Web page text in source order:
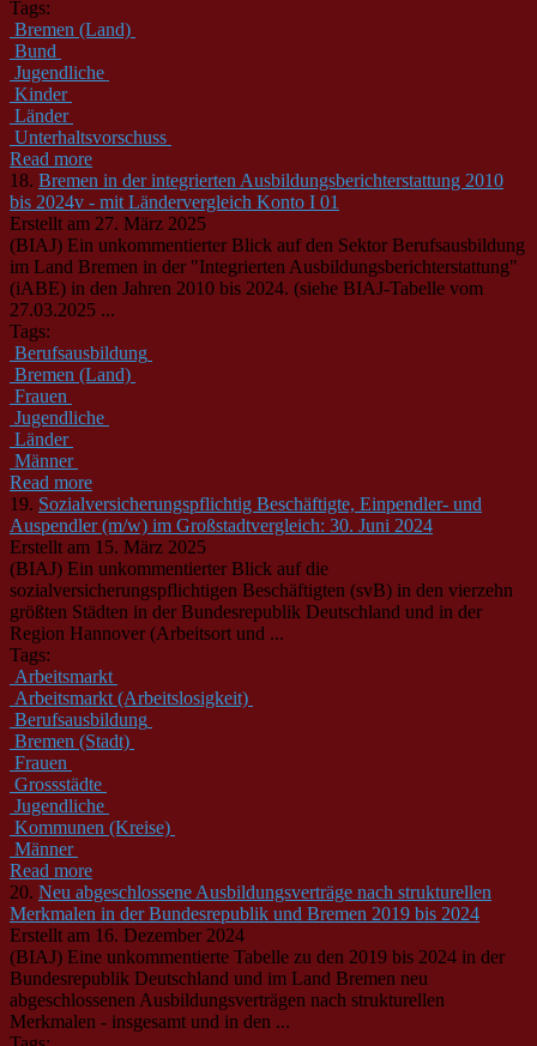
Tags:
Bremen (Land)
Bund
Jugendliche
Kinder
Länder
Unterhaltsvorschuss
Read more
18. Bremen in der integrierten Ausbildungsberichterstattung 2010
bis 2024v - mit Ländervergleich Konto I 01
Erstellt am 27. März 2025
(BIAJ) Ein unkommentierter Blick auf den Sektor Berufsausbildung
im Land Bremen in der "Integrierten Ausbildungsberichterstattung"
(iABE) in den Jahren 2010 bis 2024. (siehe BIAJ-Tabelle vom
27.03.2025 ...
Tags:
Berufsausbildung
Bremen (Land)
Frauen
Jugendliche
Länder
Männer
Read more
19. Sozialversicherungspflichtig Beschäftigte, Einpendler- und
Auspendler (m/w) im Großstadtvergleich: 30. Juni 2024
Erstellt am 15. März 2025
(BIAJ) Ein unkommentierter Blick auf die
sozialversicherungspflichtigen Beschäftigten (svB) in den vierzehn
größten Städten in der Bundesrepublik Deutschland und in der
Region Hannover (Arbeitsort und ...
Tags:
Arbeitsmarkt
Arbeitsmarkt (Arbeitslosigkeit)
Berufsausbildung
Bremen (Stadt)
Frauen
Grossstädte
Jugendliche
Kommunen (Kreise)
Männer
Read more
20. Neu abgeschlossene Ausbildungsverträge nach strukturellen
Merkmalen in der Bundesrepublik und Bremen 2019 bis 2024
Erstellt am 16. Dezember 2024
(BIAJ) Eine unkommentierte Tabelle zu den 2019 bis 2024 in der
Bundesrepublik Deutschland und im Land Bremen neu
abgeschlossenen Ausbildungsverträgen nach strukturellen
Merkmalen - insgesamt und in den ...